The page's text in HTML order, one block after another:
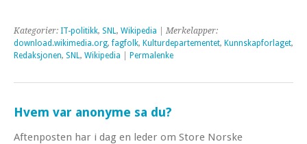
Kategorier: IT-politikk, SNL , Wikipedia | Merkelapper:
download.wikimedia.org,fagfolk, Kulturdepartementet, Kunnskapforlaget,
Redaksjonen, SNL , Wikipedia Permalenke
Hvem var anonyme sa du?
Aftenposten har i dag en leder om Store Norske